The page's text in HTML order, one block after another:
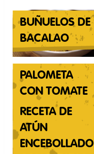
BUÑUELOS DE
BACALAO
PALOMETA
CON TOMATE
Y PIMIENTOS
RECETA DE
ATÚN
ENCEBOLLADO